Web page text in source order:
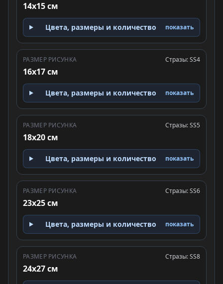
14x15 см
Цвета, размеры и количество показать
РАЗМЕР РИСУНКА
16x17 см
Стразы: SS4
Цвета, размеры и количество показать
РАЗМЕР РИСУНКА
18x20 см
Стразы: SS5
Цвета, размеры и количество показать
РАЗМЕР РИСУНКА
23x25 см
Стразы: SS6
Цвета, размеры и количество показать
РАЗМЕР РИСУНКА
24x27 см
Стразы: SS8